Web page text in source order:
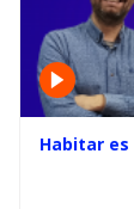
Habitar es